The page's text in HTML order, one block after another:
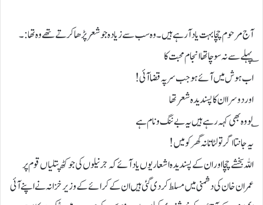
آج مرحوم چچا بہت یاد آرہے ہیں۔وہ سب سے زیادہ جو شعر پڑھا کرتے تھے وہ تھا:۔
؎پہلے سے نہ سوچا تھا انجام محبت کا
اب ہوش میں آئے ہو جب سر پہ قضا آئی!
اور دوسرا ان کا پسندیدہ شعر تھا
؎ لو وہ بھی کہہ رہے ہیں یہ بے ننگ و نام ہے
یہ جانتا اگر تو لٹاتا نہ گھر کو میں!
اللہ بخشے چچا اور ان کے پسندیدہ اشعار یوں یاد آئے کہ جرنیلوں کی جو کٹھ پتلیاں قوم پر
عمران خان کی دشمنی میں مسلط کردی گئی ہیں ان کے کرائے کے وزیر خزانہ نے اپنے آئی